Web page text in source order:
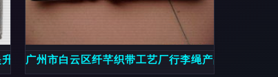
你的肩带搭配品味
广州市白云区纤芊织带工艺厂行李绳产品列表